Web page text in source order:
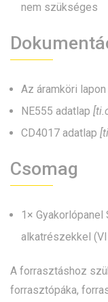
nem szükséges
Az áramköri
NE555 adatlap
CD4017 adatlap
Csomag
1×
alkatrészekkel
A forrasztáshoz
forrasztópáka,